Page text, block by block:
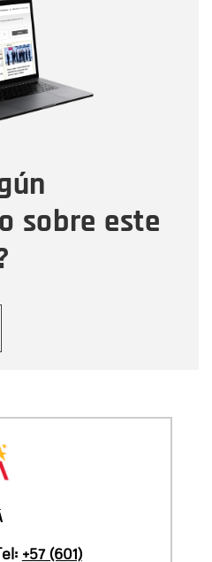
sobre este
+57 (601)